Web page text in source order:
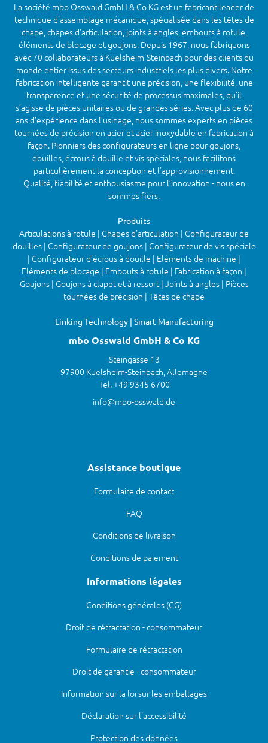
La société mbo Osswald GmbH & Co KG est un fabricant leader de
technique d'assemblage mécanique, spécialisée dans les têtes de
chape, chapes d’articulation, joints à angles, embouts à rotule,
éléments de blocage et goujons. Depuis 1967, nous fabriquons
avec 70 collaborateurs à Kuelsheim-Steinbach pour des clients du
monde entier issus des secteurs industriels les plus divers. Notre
fabrication intelligente garantit une précision, une flexibilité, une
transparence et une sécurité de processus maximales, qu’il
s’agisse de pièces unitaires ou de grandes séries. Avec plus de 60
ans d’expérience dans l’usinage, nous sommes experts en pièces
tournées de précision en acier et acier inoxydable en fabrication à
façon. Pionniers des configurateurs en ligne pour goujons,
douilles, écrous à douille et vis spéciales, nous facilitons
particulièrement la conception et l’approvisionnement.
Qualité, fiabilité et enthousiasme pour l’innovation - nous en
sommes fiers.
Produits
Articulations à rotule | Chapes d'articulation | Configurateur de
douilles | Configurateur de goujons | Configurateur de vis spéciale
| Configurateur d'écrous à douille | Eléments de machine |
Eléments de blocage | Embouts à rotule | Fabrication à façon |
Goujons | Goujons à clapet et à ressort | Joints à angles | Pièces
tournées de précision | Têtes de chape
Linking Technology | Smart Manufacturing
mbo Osswald GmbH & Co KG
Steingasse 13
97900 Kuelsheim-Steinbach, Allemagne
Tel. +49 9345 6700
info@mbo-osswald.de
Assistance boutique
Formulaire de contact
FAQ
Conditions de livraison
Conditions de paiement
Informations légales
Conditions générales (CG)
Droit de rétractation - consommateur
Formulaire de rétractation
Droit de garantie - consommateur
Information sur la loi sur les emballages
Déclaration sur l'accessibilité
Protection des données